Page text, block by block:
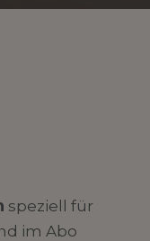
speziell für
im Abo